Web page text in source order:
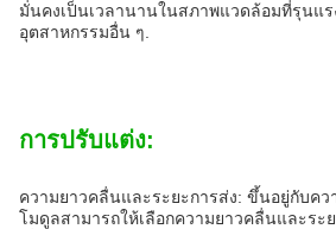
มั่นคงเป็นเวลานานในสภาพแวดล้อมที่รุนแ
อุตสาหกรรมอื่น ๆ.
การปรับแต่ง:
ความยาวคลื่นและระยะการส่ง: ขึ้นอยู่กับค
โมดูลสามารถให้เลือกความยาวคลื่นและระ